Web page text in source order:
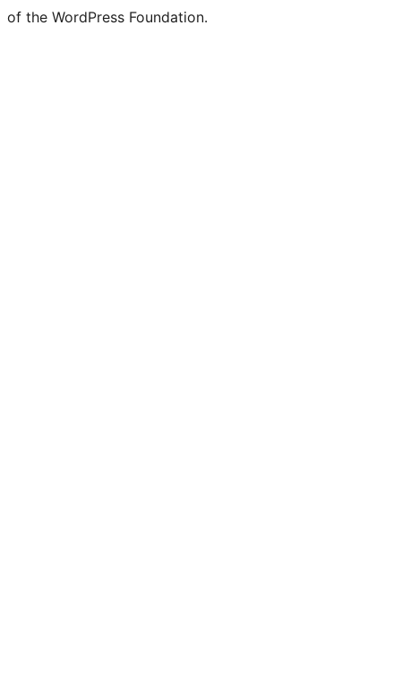
of the WordPress Foundation.